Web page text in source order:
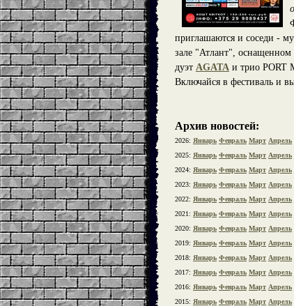
приглашаются и соседи -
зале "Атлант", оснащенном
дуэт AGATA и трио
Включайся в фестиваль и
Архив новостей:
2026: Январь Февраль Март Апрель
2025: Январь Февраль Март Апрель
2024: Январь Февраль Март Апрель
2023: Январь Февраль Март Апрель
2022: Январь Февраль Март Апрель
2021: Январь Февраль Март Апрель
2020: Январь Февраль Март Апрель
2019: Январь Февраль Март Апрель
2018: Январь Февраль Март Апрель
2017: Январь Февраль Март Апрель
2016: Январь Февраль Март Апрель
2015: Январь Февраль Март Апрель